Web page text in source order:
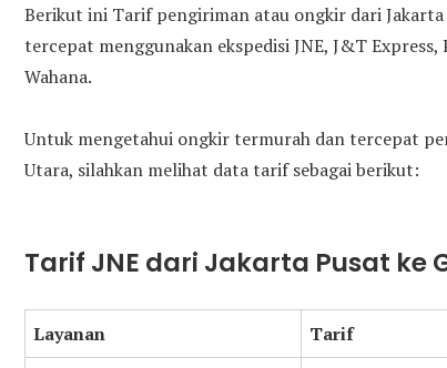
Berikut ini Tarif pengiriman atau ongkir dari
tercepat menggunakan ekspedisi JNE, J&T
Wahana.
Untuk mengetahui ongkir termurah dan tercepat
Utara, silahkan melihat data tarif sebagai berikut:
Tarif JNE dari Jakarta Pusat ke
Layanan Tarif